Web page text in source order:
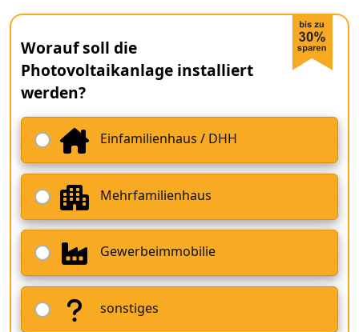
Worauf soll die
Photovoltaikanlage installiert
werden?
Einfamilienhaus / DHH
Mehrfamilienhaus
Gewerbeimmobilie
sonstiges